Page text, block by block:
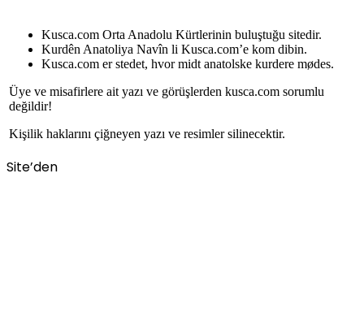
Kusca.com Orta Anadolu Kürtlerinin buluştuğu sitedir.
Kurdên Anatoliya Navîn li Kusca.com’e kom dibin.
Kusca.com er stedet, hvor midt anatolske kurdere mødes.
Üye ve misafirlere ait yazı ve görüşlerden kusca.com sorumlu
değildir!
Kişilik haklarını çiğneyen yazı ve resimler silinecektir.
Site’den